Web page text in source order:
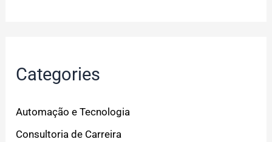
Categories
Automação e Tecnologia
Consultoria de Carreira